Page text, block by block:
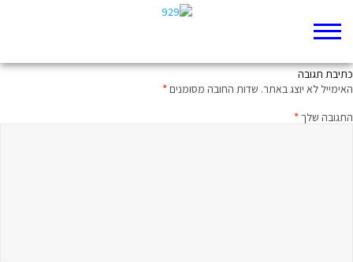
כתיבת תגובה
האימייל לא יוצג באתר. שדות החובה מסומנים*
התגובה שלך*